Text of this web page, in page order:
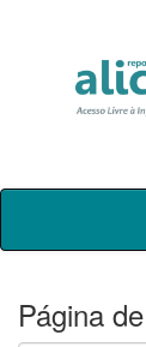
Skip
Página